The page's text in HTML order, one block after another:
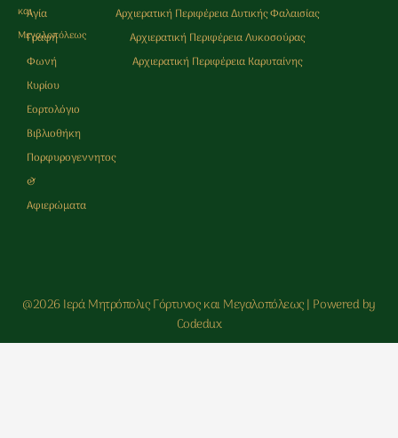
και
Μεγαλοπόλεως
Αγία
Γραφή
Φωνή
Κυρίου
Εορτολόγιο
Βιβλιοθήκη
Πορφυρογεννητος
&
Αφιερώματα
Αρχιερατική Περιφέρεια Δυτικής Φαλαισίας
Αρχιερατική Περιφέρεια Λυκοσούρας
Αρχιερατική Περιφέρεια Καρυταίνης
@2026 Ιερά Μητρόπολις Γόρτυνος και Μεγαλοπόλεως | Powered by
Codedux